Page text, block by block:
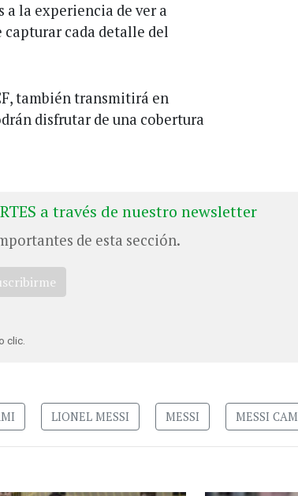
la experiencia de ver a
capturar cada detalle del
también transmitirá en
disfrutar de una cobertura
a través de nuestro newsletter
de esta sección.
clic.
LIONEL MESSI MESSI MESSI CAM